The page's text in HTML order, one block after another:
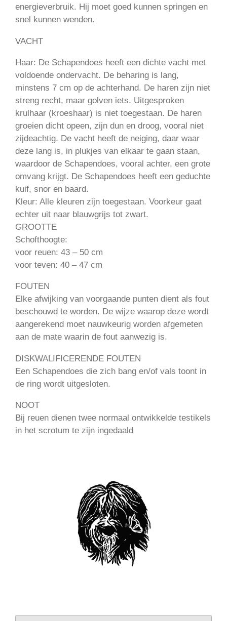
energieverbruik. Hij moet goed kunnen springen en
snel kunnen wenden.
VACHT
Haar: De Schapendoes heeft een dichte vacht met
voldoende ondervacht. De beharing is lang,
minstens 7 cm op de achterhand. De haren zijn niet
streng recht, maar golven iets. Uitgesproken
krulhaar (kroeshaar) is niet toegestaan. De haren
groeien dicht opeen, zijn dun en droog, vooral niet
zijdeachtig. De vacht heeft de neiging, daar waar
deze lang is, in plukjes van elkaar te gaan staan,
waardoor de Schapendoes, vooral achter, een grote
omvang krijgt. De Schapendoes heeft een geduchte
kuif, snor en baard.
Kleur: Alle kleuren zijn toegestaan. Voorkeur gaat
echter uit naar blauwgrijs tot zwart.
GROOTTE
Schofthoogte:
voor reuen: 43 – 50 cm
voor teven: 40 – 47 cm
FOUTEN
Elke afwijking van voorgaande punten dient als fout
beschouwd te worden. De wijze waarop deze wordt
aangerekend moet nauwkeurig worden afgemeten
aan de mate waarin de fout aanwezig is.
DISKWALIFICERENDE FOUTEN
Een Schapendoes die zich bang en/of vals toont in
de ring wordt uitgesloten.
NOOT
Bij reuen dienen twee normaal ontwikkelde testikels
in het scrotum te zijn ingedaald